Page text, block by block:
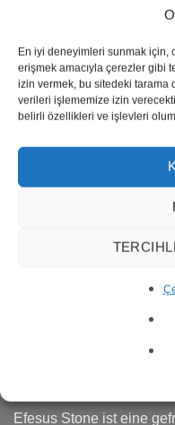
En iyi deneyimleri sunmak
erişmek amacıyla çerezler gibi
izin vermek, bu sitedeki tarama
verileri işlememize izin
belirli özellikleri ve işlevleri
Nigella Andesit
Reisoğlu Marble ist seit
vielen Bereichen an, wie
Efesus Stone ist eine